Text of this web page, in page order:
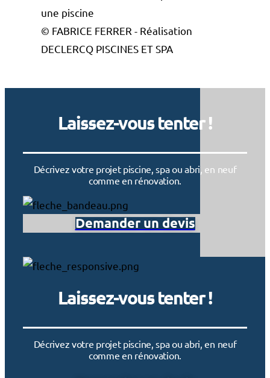
© FABRICE FERRER - Réalisation
DECLERCQ PISCINES ET SPA
Laissez-vous tenter !
Décrivez votre projet piscine, spa ou abri, en neuf
comme en rénovation.
Demander un devis
Laissez-vous tenter !
Décrivez votre projet piscine, spa ou abri, en neuf
comme en rénovation.